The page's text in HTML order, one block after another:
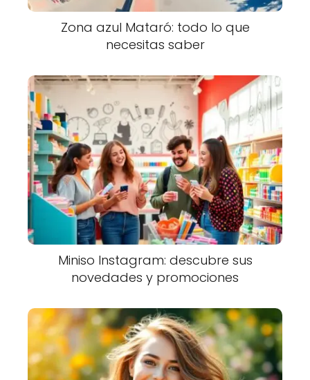
Zona azul Mataró: todo lo que
necesitas saber
Miniso Instagram: descubre sus
novedades y promociones